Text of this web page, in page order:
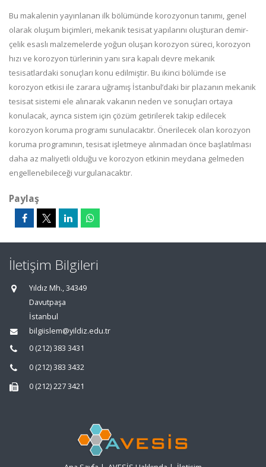
Bu makalenin yayınlanan ilk bölümünde korozyonun tanımı, genel
olarak oluşum biçimleri, mekanik tesisat yapılarını oluşturan demir-
çelik esaslı malzemelerde yoğun oluşan korozyon süreci, korozyon
hızı ve korozyon türlerinin yanı sıra kapalı devre mekanik
tesisatlardaki sonuçları konu edilmiştir. Bu ikinci bölümde ise
korozyon etkisi ile zarara uğramış İstanbul’daki bir plazanın mekanik
tesisat sistemi ele alınarak vakanın neden ve sonuçları ortaya
konulacak, ayrıca sistem için çözüm getirilerek takip edilecek
korozyon koruma programı sunulacaktır. Önerilecek olan korozyon
koruma programının, tesisat işletmeye alınmadan önce başlatılması
daha az maliyetli olduğu ve korozyon etkinin meydana gelmeden
engellenebileceği vurgulanacaktır.
Paylaş
İletişim Bilgileri
Yıldız Mh., 34349
Davutpaşa
İstanbul
bilgiislem@yildiz.edu.tr
0 (212) 383 3431
0 (212) 383 3432
0 (212) 227 3421